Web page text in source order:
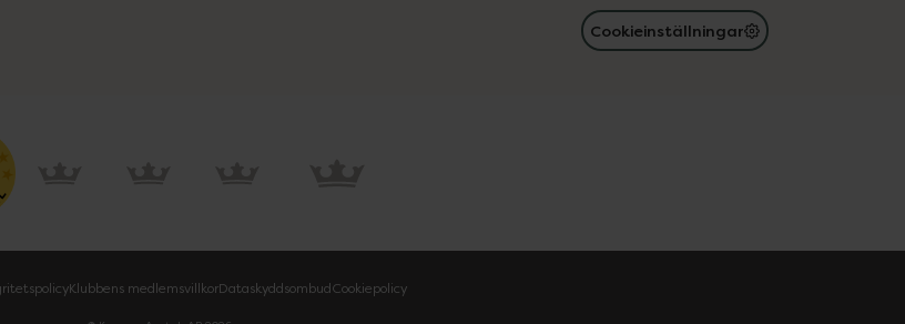
Cookieinställningar
Klubbens medlemsvillkorDataskyddsombudCookiepolicy